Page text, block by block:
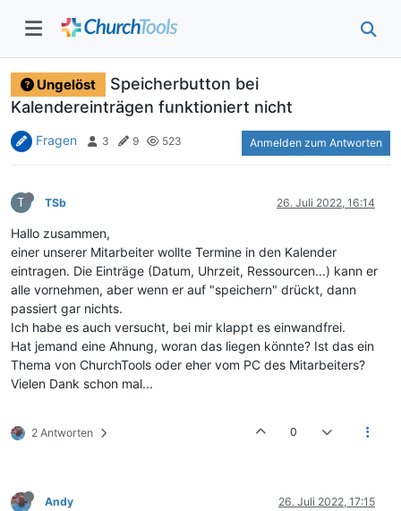
Ungelöst
Speicherbutton bei
Kalendereinträgen funktioniert nicht
Fragen 3 9 523 Anmelden zum Antworten
T TSb 26. Juli 2022, 16:14
Hallo zusammen,
einer unserer Mitarbeiter wollte Termine in den Kalender
eintragen. Die Einträge (Datum, Uhrzeit, Ressourcen...) kann er
alle vornehmen, aber wenn er auf "speichern" drückt, dann
passiert gar nichts.
Ich habe es auch versucht, bei mir klappt es einwandfrei.
Hat jemand eine Ahnung, woran das liegen könnte? Ist das ein
Thema von ChurchTools oder eher vom PC des Mitarbeiters?
Vielen Dank schon mal...
2 Antworten 0
Andy 26. Juli 2022, 17:15